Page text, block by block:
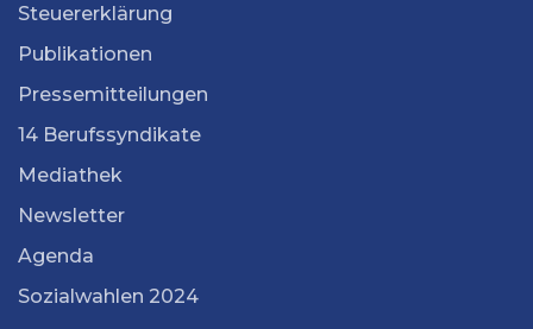
Steuererklärung
Publikationen
Pressemitteilungen
14 Berufssyndikate
Mediathek
Newsletter
Agenda
Sozialwahlen 2024